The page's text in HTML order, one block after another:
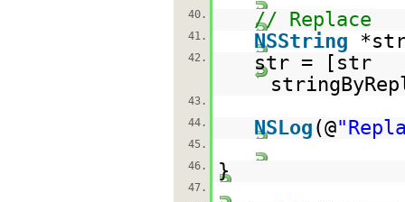
40.
// Replace
41. NSString *str
42.
str = [str
43.
44.
NSLog (@
45.
46.
}
47.